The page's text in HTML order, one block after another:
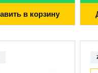
в корзину